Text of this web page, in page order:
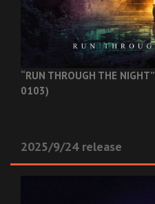
“RUN THROUGH THE NIGHT”
0103)
2025/9/24 release